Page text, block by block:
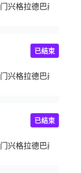
门兴格拉德巴赫U19
门兴格拉德巴赫二队
已结束
门兴格拉德巴赫
已结束